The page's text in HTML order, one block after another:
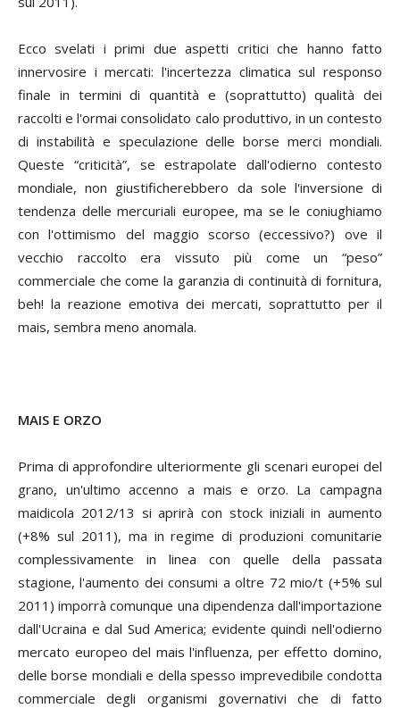
Ecco svelati i primi due aspetti critici che hanno fatto
innervosire i mercati: l'incertezza climatica sul responso
finale in termini di quantità e (soprattutto) qualità dei
raccolti e l'ormai consolidato calo produttivo, in un contesto
di instabilità e speculazione delle borse merci mondiali.
Queste “criticità”, se estrapolate dall'odierno contesto
mondiale, non giustificherebbero da sole l'inversione di
tendenza delle mercuriali europee, ma se le coniughiamo
con l'ottimismo del maggio scorso (eccessivo?) ove il
vecchio raccolto era vissuto più come un “peso”
commerciale che come la garanzia di continuità di fornitura,
beh! la reazione emotiva dei mercati, soprattutto per il
mais, sembra meno anomala.
MAIS E ORZO
Prima di approfondire ulteriormente gli scenari europei del
grano, un'ultimo accenno a mais e orzo. La campagna
maidicola 2012/13 si aprirà con stock iniziali in aumento
(+8% sul 2011), ma in regime di produzioni comunitarie
complessivamente in linea con quelle della passata
stagione, l'aumento dei consumi a oltre 72 mio/t (+5% sul
2011) imporrà comunque una dipendenza dall'importazione
dall'Ucraina e dal Sud America; evidente quindi nell'odierno
mercato europeo del mais l'influenza, per effetto domino,
delle borse mondiali e della spesso imprevedibile condotta
commerciale degli organismi governativi che di fatto